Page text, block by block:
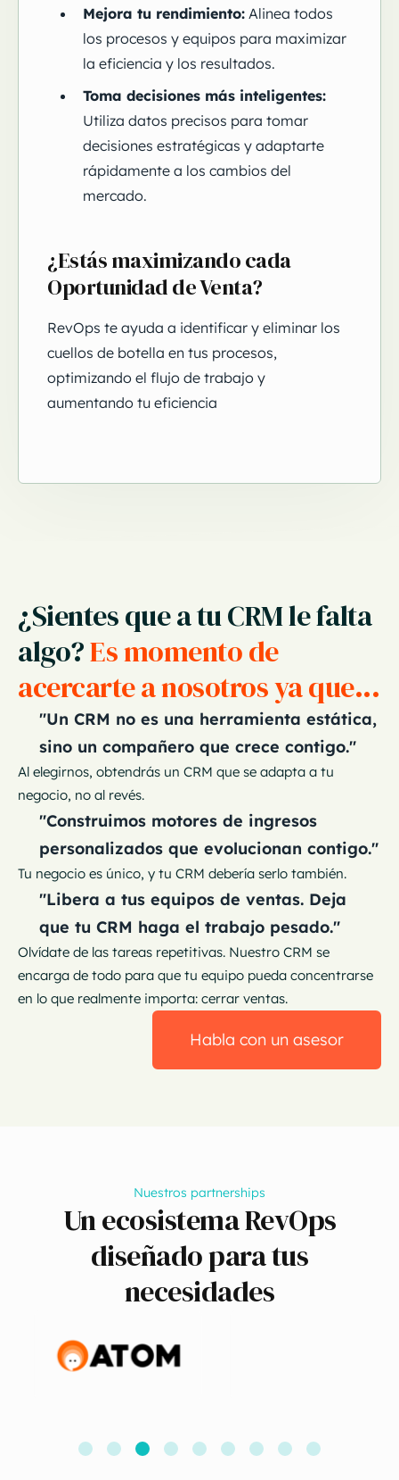
Mejora tu rendimiento: Alinea todos
los procesos y equipos para maximizar
la eficiencia y los resultados.
Toma decisiones más inteligentes:
Utiliza datos precisos para tomar
decisiones estratégicas y adaptarte
rápidamente a los cambios del
mercado.
¿Estás maximizando cada
Oportunidad de Venta?
RevOps te ayuda a identificar y eliminar los
cuellos de botella en tus procesos,
optimizando el flujo de trabajo y
aumentando tu eficiencia
¿Sientes que a tu CRM le falta
algo?Es momento de
acercarte a nosotros ya que...
"Un CRM no es una herramienta estática,
sino un compañero que crece contigo."
Al elegirnos, obtendrás un CRM que se adapta a tu
negocio, no al revés.
"Construimos motores de ingresos
personalizados que evolucionan contigo."
Tu negocio es único, y tu CRM debería serlo también.
"Libera a tus equipos de ventas. Deja
que tu CRM haga el trabajo pesado."
Olvídate de las tareas repetitivas. Nuestro CRM se
encarga de todo para que tu equipo pueda concentrarse
en lo que realmente importa: cerrar ventas.
Habla con un asesor
Nuestros partnerships
Un ecosistema RevOps
diseñado para tus
necesidades